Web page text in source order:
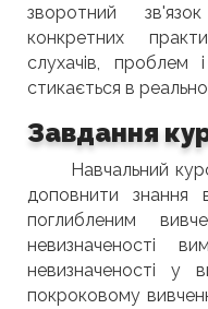
зворотний
конкретних
слухачів, проблем
стикається в
Завдання
Навчальний
доповнити знання
поглибленим
невизначеності
невизначеності у
покроковому